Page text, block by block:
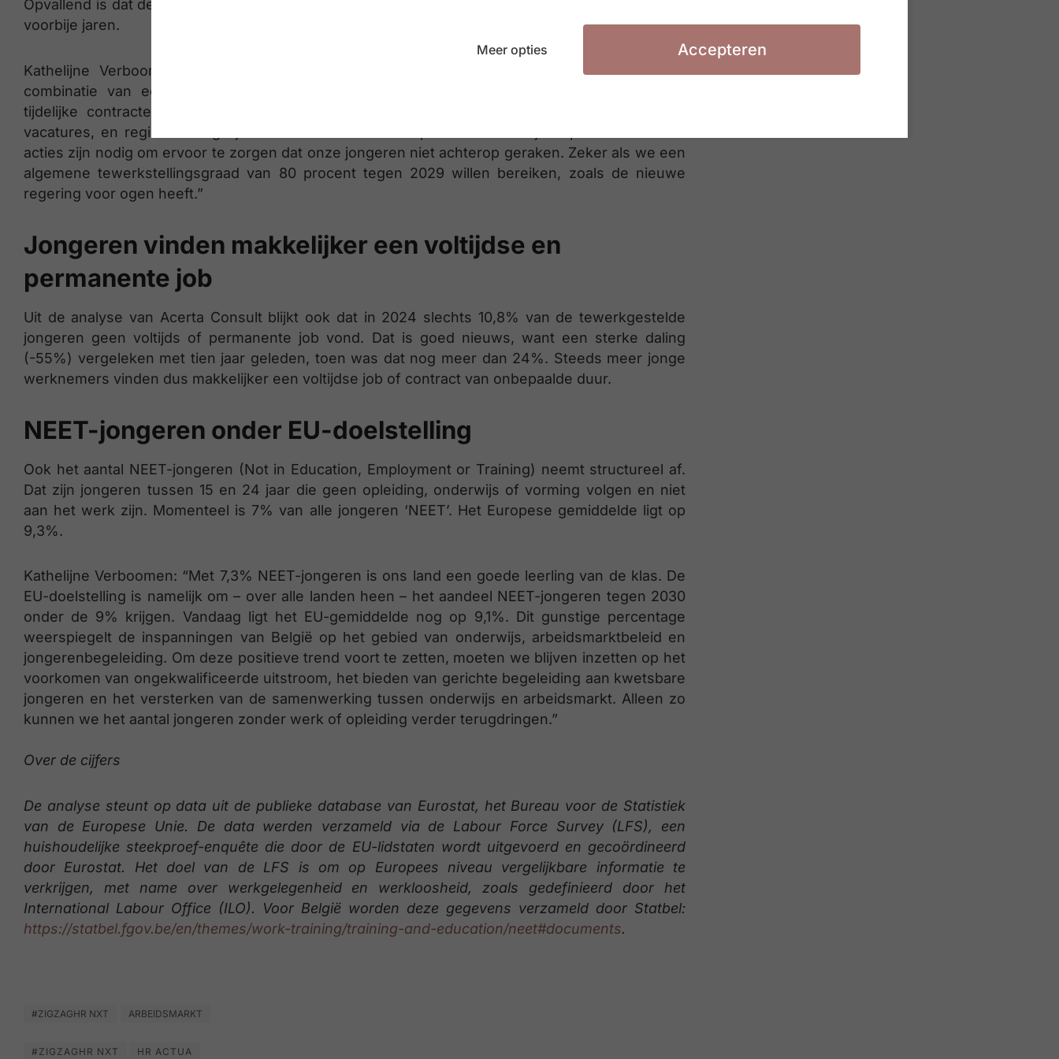
Opvallend is dat de stijging van de jeugdwerkloosheid zich in vrijwel alle buurlanden voordoet de
voorbije jaren.
Kathelijne Verboomen: “De stijgende jeugdwerkloosheid in België is het resultaat van een
combinatie van economische onzekerheid en structurele knelpunten. Jongeren botsen op
tijdelijke contracten, een mismatch tussen de opleiding die ze volgden en de beschikbare
vacatures, en regionale ongelijkheden die hun kansen op werk aanzienlijk beperken. Gerichte
acties zijn nodig om ervoor te zorgen dat onze jongeren niet achterop geraken. Zeker als we een
algemene tewerkstellingsgraad van 80 procent tegen 2029 willen bereiken, zoals de nieuwe
regering voor ogen heeft.”
Jongeren vinden makkelijker een voltijdse en
permanente job
Uit de analyse van Acerta Consult blijkt ook dat in 2024 slechts 10,8% van de tewerkgestelde
jongeren geen voltijds of permanente job vond. Dat is goed nieuws, want een sterke daling
(-55%) vergeleken met tien jaar geleden, toen was dat nog meer dan 24%. Steeds meer jonge
werknemers vinden dus makkelijker een voltijdse job of contract van onbepaalde duur.
NEET-jongeren onder EU-doelstelling
Ook het aantal NEET-jongeren (Not in Education, Employment or Training) neemt structureel af.
Dat zijn jongeren tussen 15 en 24 jaar die geen opleiding, onderwijs of vorming volgen en niet
aan het werk zijn. Momenteel is 7% van alle jongeren ‘NEET’. Het Europese gemiddelde ligt op
9,3%.
Kathelijne Verboomen: “Met 7,3% NEET-jongeren is ons land een goede leerling van de klas. De
EU-doelstelling is namelijk om – over alle landen heen – het aandeel NEET-jongeren tegen 2030
onder de 9% krijgen. Vandaag ligt het EU-gemiddelde nog op 9,1%. Dit gunstige percentage
weerspiegelt de inspanningen van België op het gebied van onderwijs, arbeidsmarktbeleid en
jongerenbegeleiding. Om deze positieve trend voort te zetten, moeten we blijven inzetten op het
voorkomen van ongekwalificeerde uitstroom, het bieden van gerichte begeleiding aan kwetsbare
jongeren en het versterken van de samenwerking tussen onderwijs en arbeidsmarkt. Alleen zo
kunnen we het aantal jongeren zonder werk of opleiding verder terugdringen.”
Over de cijfers
De analyse steunt op data uit de publieke database van Eurostat, het Bureau voor de Statistiek
van de Europese Unie. De data werden verzameld via de Labour Force Survey (LFS), een
huishoudelijke steekproef-enquête die door de EU-lidstaten wordt uitgevoerd en gecoördineerd
door Eurostat. Het doel van de LFS is om op Europees niveau vergelijkbare informatie te
verkrijgen, met name over werkgelegenheid en werkloosheid, zoals gedefinieerd door het
International Labour Office (ILO). Voor België worden deze gegevens verzameld door Statbel:
https://statbel.fgov.be/en/themes/work-training/training-and-education/neet#documents.
#ZIGZAGHR NXT ARBEIDSMARKT
#ZIGZAGHR NXT HR ACTUA
Meer opties Accepteren